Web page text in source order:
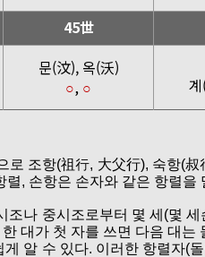
45世
문(汶), 옥(沃)
○, ○
조항(祖行, 大父行), 숙항(
, 손항은 손자와 같은 항렬을
나 중시조로부터 몇 세(몇
대가 첫 자를 쓰면 다음 대
알 수 있다. 이러한 항렬자